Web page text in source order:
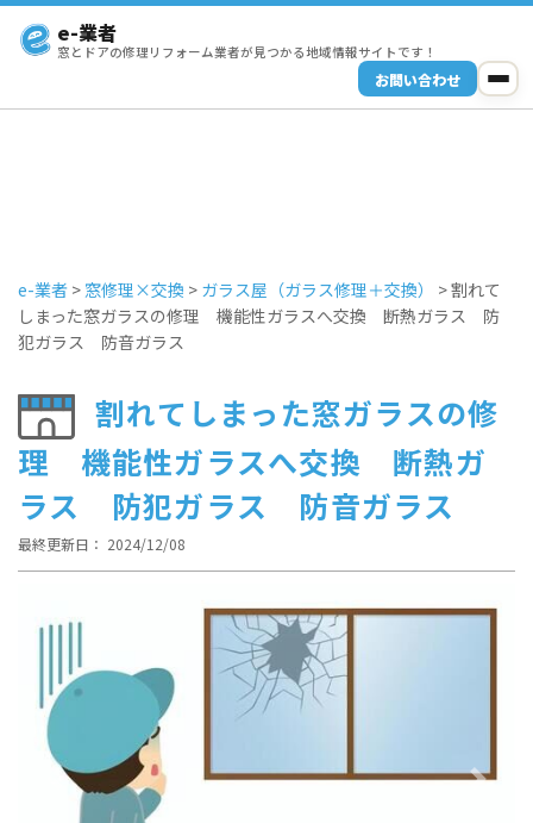
e-業者
窓とドアの修理リフォーム業者が見つかる地域情報サイトです！
お問い合わせ
e-業者 > 窓修理×交換 > ガラス屋（ガラス修理＋交換） >割れて
しまった窓ガラスの修理 機能性ガラスへ交換 断熱ガラス 防
犯ガラス 防音ガラス
割れてしまった窓ガラスの修
理 機能性ガラスへ交換 断熱ガ
ラス 防犯ガラス 防音ガラス
最終更新日： 2024/12/08
Previous Next